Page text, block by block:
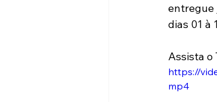
entregue
dias 01 à
Assista o
https://
mp4